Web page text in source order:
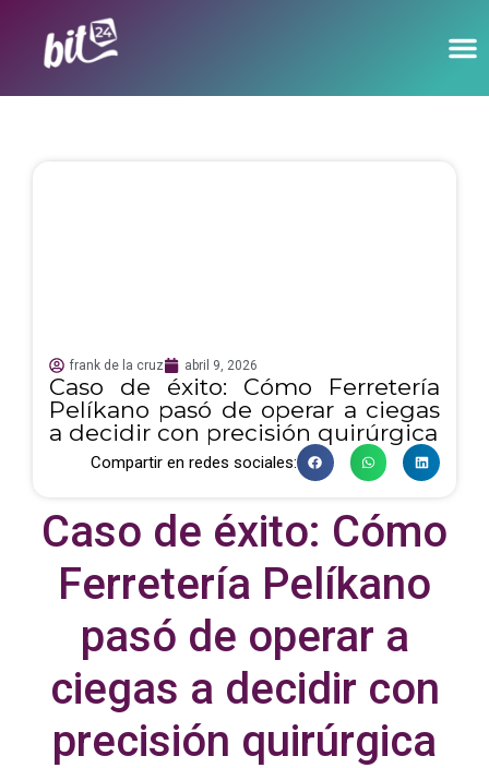
frank de la cruz abril 9, 2026
Caso de éxito: Cómo Ferretería
Pelíkano pasó de operar a ciegas
a decidir con precisión quirúrgica
Compartir en redes sociales:
Caso de éxito: Cómo
Ferretería Pelíkano
pasó de operar a
ciegas a decidir con
precisión quirúrgica